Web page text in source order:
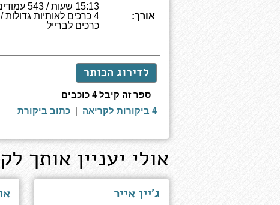
אורך:
15:13 שעות / 543
כרכים לברייל
לדירוג הכותר
ספר זה קיבל 4 כוכבים
4 ביקורות לקריאה
| כתוב ביקורת
אולי יעניין אותך
ג'יין אייר